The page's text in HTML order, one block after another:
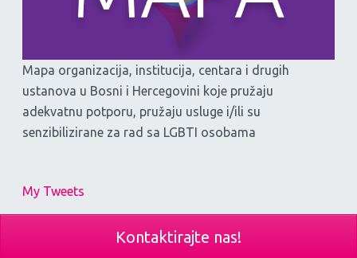
Mapa organizacija, institucija, centara i drugih
ustanova u Bosni i Hercegovini koje pružaju
adekvatnu potporu, pružaju usluge i/ili su
senzibilizirane za rad sa LGBTI osobama
My Tweets
Kontaktirajte nas!